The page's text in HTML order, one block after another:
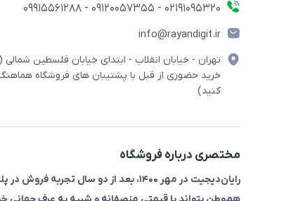
۰۲۱91095320 - 09120057355 - 09915561288
info@rayandigit.ir
تهران - خیابان انقلاب - ابتدای خیابان فلسطین شمالی
خرید حضوری از قبل با پشتیبان های فروشگاه
کنید)
مختصری درباره فروشگاه
رایان‌دیجیت در مهر ۱۴۰۰، بعد از دو